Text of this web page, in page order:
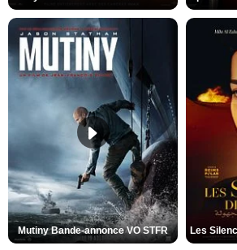
Mutiny Bande-annonce VO STFR